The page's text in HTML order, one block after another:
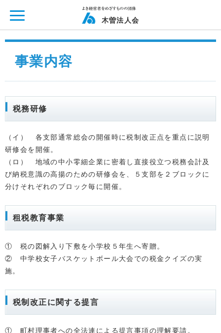
木曽法人会
事業内容
税務研修
（イ） 各支部通常総会の開催時に税制改正点を重点に説明
研修会を開催。
（ロ） 地域の中小零細企業に密着し直接役立つ税務会計及
び納税意識の高揚のための研修会を、５支部を２ブロックに
分けそれぞれのブロック毎に開催。
租税教育事業
① 税の図解入り下敷を小学校５年生へ寄贈。
② 中学校女子バスケットボール大会での税金クイズの実
施。
税制改正に関する提言
① 町村理事者への全法連による提言事項の理解要請。